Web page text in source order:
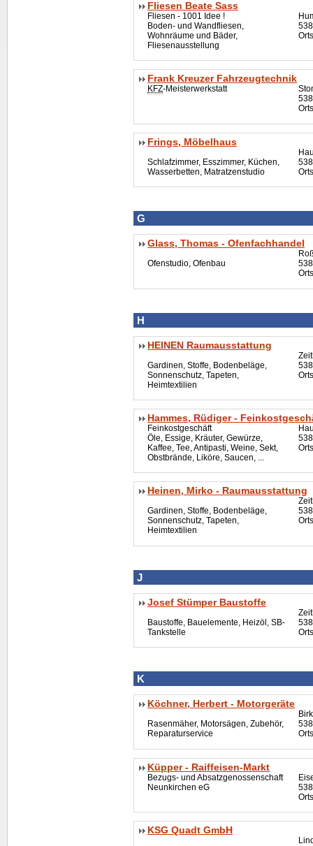
Fliesen Beate Sass
Fliesen - 1001 Idee !
Boden- und Wandfliesen,
Wohnräume und Bäder,
Fliesenausstellung
Frank Kreuzer Fahrzeugtechnik
KFZ-Meisterwerkstatt
Frings, Möbelhaus
Schlafzimmer, Esszimmer, Küchen,
Wasserbetten, Matratzenstudio
G
Glass, Thomas - Ofenfachhandel
Ofenstudio, Ofenbau
H
HEINEN Raumausstattung
Gardinen, Stoffe, Bodenbeläge,
Sonnenschutz, Tapeten,
Heimtextilien
Hammes, Rüdiger -
Feinkostgeschäft
Öle, Essige, Kräuter, Gewürze,
Kaffee, Tee, Antipasti, Weine, Sekt,
Obstbrände, Liköre, Saucen, ...
Heinen, Mirko - Raumausstattung
Gardinen, Stoffe, Bodenbeläge,
Sonnenschutz, Tapeten,
Heimtextilien
J
Josef Stümper Baustoffe
Baustoffe, Bauelemente, Heizöl, SB-
Tankstelle
K
Köchner, Herbert - Motorgeräte
Rasenmäher, Motorsägen, Zubehör,
Reparaturservice
Küpper - Raiffeisen-Markt
Bezugs- und Absatzgenossenschaft
Neunkirchen eG
KSG Quadt GmbH